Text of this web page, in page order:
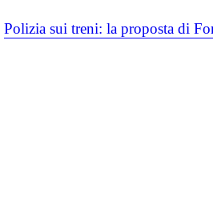
Polizia sui treni: la proposta di